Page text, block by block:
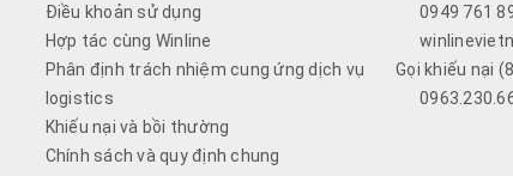
quạt trực tiếp ra ngoài. Quạt sẽ hút khí và đẩy qua một hệ
rất bền bỉ. thường dùng cho các biệt thự, Tòa nhà văn
Điều khoản sử dụng
Hợp tác cùng Winline
Phân định trách nhiệm cung ứng dịch vụ
logistics
Khiếu nại và bồi thường
Chính sách và quy định chung
0949 761
Gọi khiếu nại